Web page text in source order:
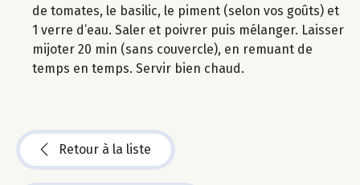
de tomates, le basilic, le piment (selon vos goûts) et
1 verre d’eau. Saler et poivrer puis mélanger. Laisser
mijoter 20 min (sans couvercle), en remuant de
temps en temps. Servir bien chaud.
Retour à la liste